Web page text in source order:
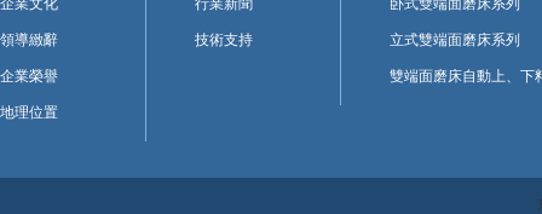
企業文化
領導緻辭
企業榮譽
地理位置
行業新聞
技術支持
卧式雙端面磨床系列
立式雙端面磨床系列
雙端面磨床自動上、下